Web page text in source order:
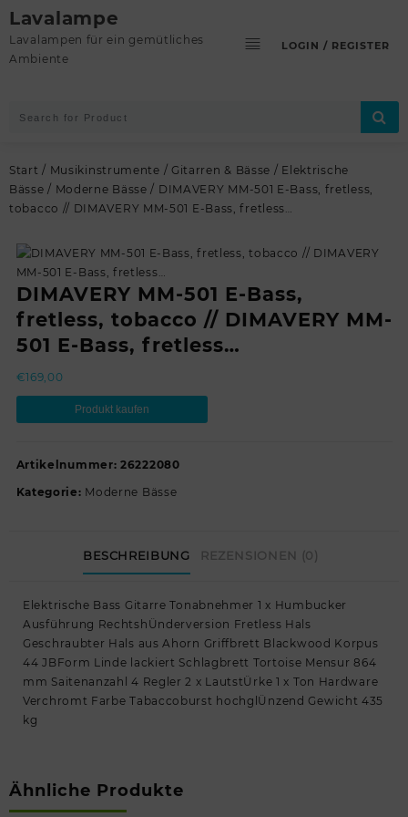
Skip
to
content
Lavalampe
Lavalampen für ein gemütliches
Ambiente
LOGIN / REGISTER
Start / Musikinstrumente / Gitarren & Bässe / Elektrische
Bässe / Moderne Bässe / DIMAVERY MM-501 E-Bass, fretless,
tobacco // DIMAVERY MM-501 E-Bass, fretless…
DIMAVERY MM-501 E-Bass,
fretless, tobacco // DIMAVERY MM-
501 E-Bass, fretless…
€169,00
Produkt kaufen
Artikelnummer: 26222080
Kategorie: Moderne Bässe
BESCHREIBUNG REZENSIONEN (0)
Elektrische Bass Gitarre Tonabnehmer 1 x Humbucker
Ausführung RechtshÜnderversion Fretless Hals
Geschraubter Hals aus Ahorn Griffbrett Blackwood Korpus
44 JBForm Linde lackiert Schlagbrett Tortoise Mensur 864
mm Saitenanzahl 4 Regler 2 x LautstÜrke 1 x Ton Hardware
Verchromt Farbe Tabaccoburst hochglÜnzend Gewicht 435
kg
Ähnliche Produkte